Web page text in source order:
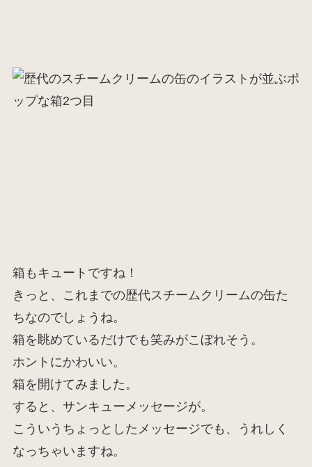
箱もキュートですね！
きっと、これまでの歴代スチームクリームの缶た
ちなのでしょうね。
箱を眺めているだけでも笑みがこぼれそう。
ホントにかわいい。
箱を開けてみました。
すると、サンキューメッセージが。
こういうちょっとしたメッセージでも、うれしく
なっちゃいますね。